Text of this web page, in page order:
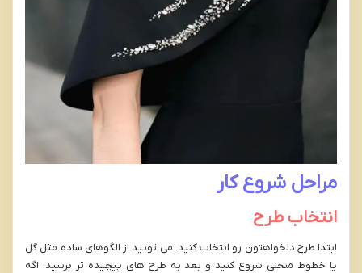
مراحل شروع کار
انتخاب طرح
ابتدا طرح دلخواهتون رو انتخاب کنید. می تونید از الگوهای ساده مثل گل
یا خطوط منحنی شروع کنید و بعد به طرح های پیچیده تر برسید. اگه